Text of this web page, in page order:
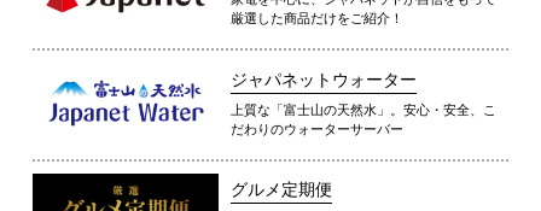
厳選した商品だけをご紹介！
ジャパネットウォーター
上質な「富士山の天然水」。安心・安全、こ
だわりのウォーターサーバー
グルメ定期便